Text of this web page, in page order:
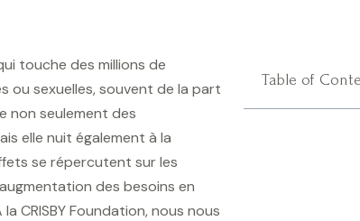
touche des millions de
ou sexuelles, souvent de la part
non seulement des
elle nuit également à la
se répercutent sur les
des besoins en
CRISBY Foundation, nous nous
Table of